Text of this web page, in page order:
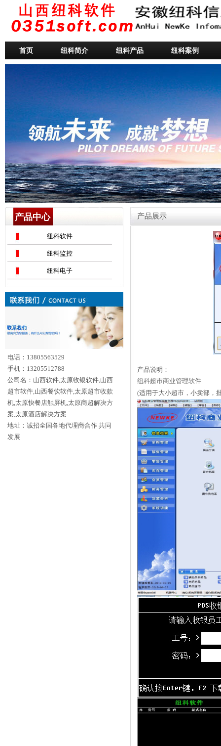
首页 纽科简介 纽科产品 纽科案例
产品中心
纽科软件
纽科监控
纽科电子
电话：13805563529
手机：13205512788
公司名：山西软件,太原收银软件,山西
超市软件,山西餐饮软件,太原超市收款
机,太原快餐店触屏机,太原商超解决方
案,太原酒店解决方案
地址：诚招全国各地代理商合作 共同
发展
产品展示
产品说明：
纽科超市商业管理软件
(适用于大小超市，小卖部，